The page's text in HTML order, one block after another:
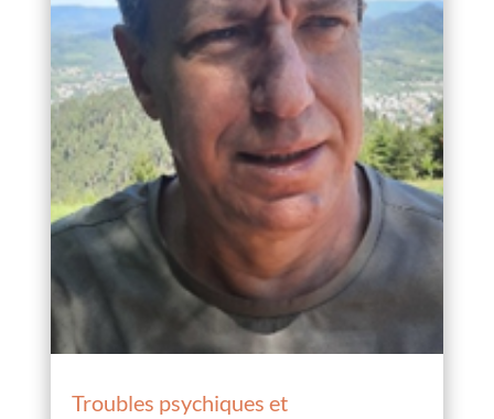
Troubles psychiques et